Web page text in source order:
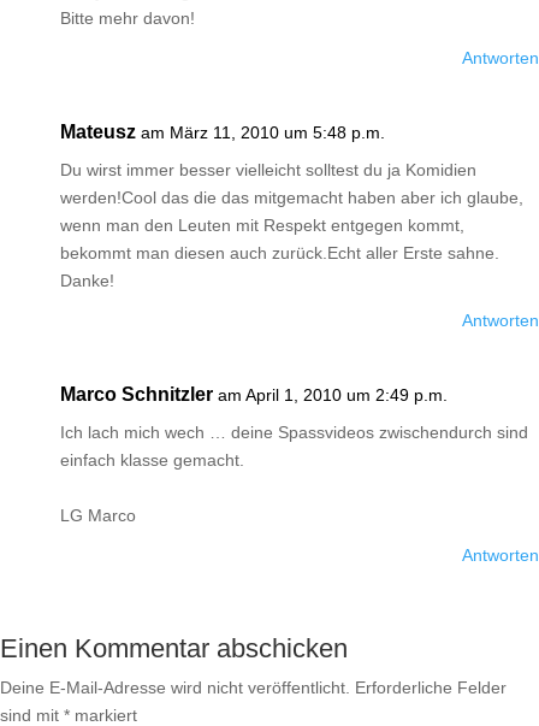
Bitte mehr davon!
Antworten
Mateusz am März 11, 2010 um 5:48 p.m.
Du wirst immer besser vielleicht solltest du ja Komidien
werden!Cool das die das mitgemacht haben aber ich glaube,
wenn man den Leuten mit Respekt entgegen kommt,
bekommt man diesen auch zurück Echt aller Erste sahne.
Danke!
Antworten
Marco Schnitzler am April 1, 2010 um 2:49 p.m.
Ich lach mich wech … deine Spassvideos zwischendurch sind
einfach klasse gemacht.
LG Marco
Antworten
Einen Kommentar abschicken
Deine E-Mail-Adresse wird nicht veröffentlicht. Erforderliche Felder
sind mit * markiert